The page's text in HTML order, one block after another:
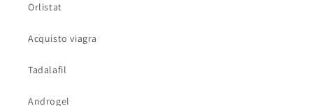
Orlistat
Acquisto viagra
Tadalafil
Androgel